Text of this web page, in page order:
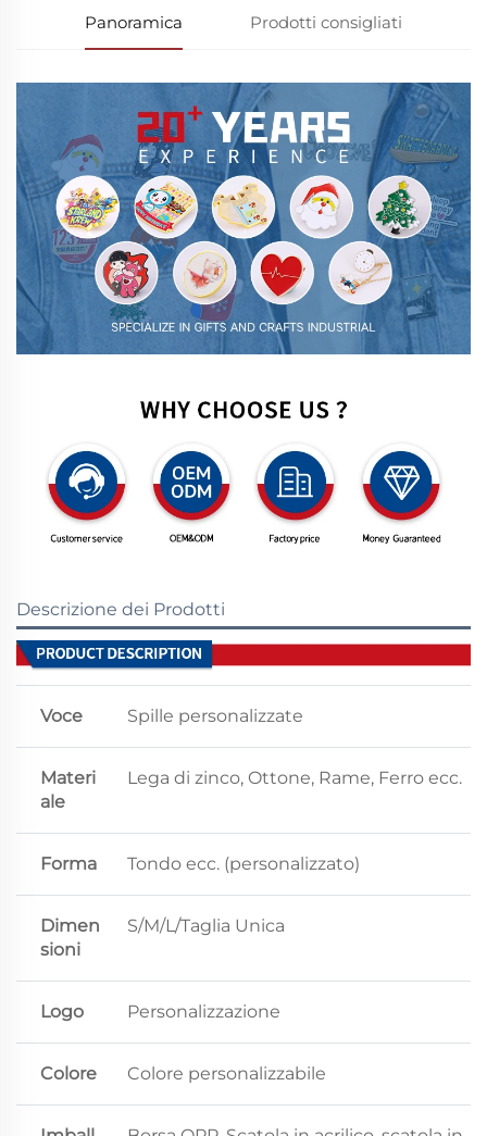
Panoramica Prodotti consigliati
Descrizione dei Prodotti
Voce Spille personalizzate
Materi
ale
Lega di zinco, Ottone, Rame, Ferro ecc.
Forma Tondo ecc. (personalizzato)
Dimen
sioni
S/M/L/Taglia Unica
Logo Personalizzazione
Colore Colore personalizzabile